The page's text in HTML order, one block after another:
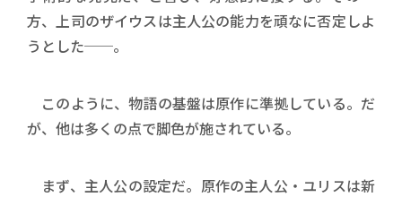
方、上司のザイウスは主人公の能力を頑なに否定しよ
うとした──。
このように、物語の基盤は原作に準拠している。だ
が、他は多くの点で脚色が施されている。
まず、主人公の設定だ。原作の主人公・ユリスは新